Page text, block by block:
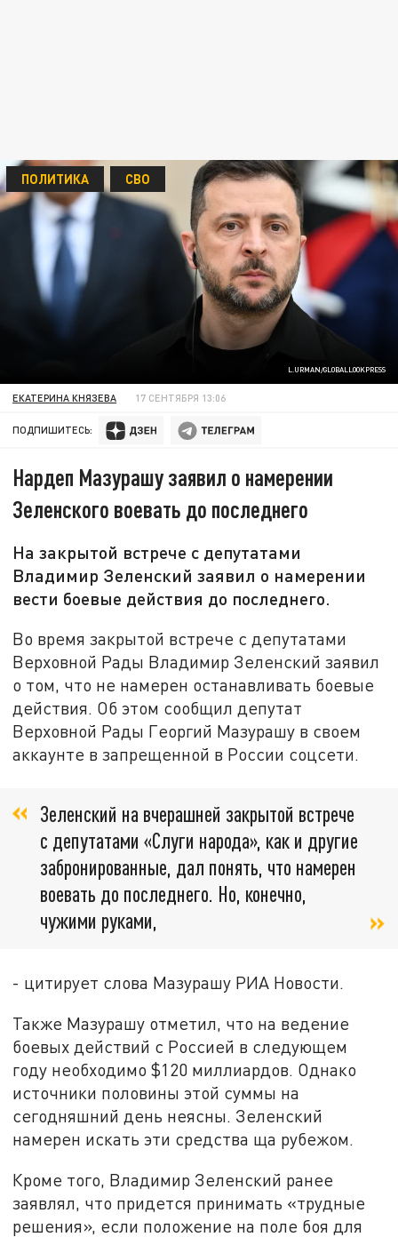
L.URMAN/GLOBALLOOKPRESS
ПОЛИТИКА СВО
ЕКАТЕРИНА КНЯЗЕВА 17 СЕНТЯБРЯ 13:06
ПОДПИШИТЕСЬ:
Нардеп Мазурашу заявил о намерении
Зеленского воевать до последнего
На закрытой встрече с депутатами
Владимир Зеленский заявил о намерении
вести боевые действия до последнего.
Во время закрытой встрече с депутатами
Верховной Рады Владимир Зеленский заявил
о том, что не намерен останавливать боевые
действия. Об этом сообщил депутат
Верховной Рады Георгий Мазурашу в своем
аккаунте в запрещенной в России соцсети.
Зеленский на вчерашней закрытой встрече
с депутатами «Слуги народа», как и другие
забронированные, дал понять, что намерен
воевать до последнего. Но, конечно,
чужими руками,
- цитирует слова Мазурашу РИА Новости.
Также Мазурашу отметил, что на ведение
боевых действий с Россией в следующем
году необходимо $120 миллиардов. Однако
источники половины этой суммы на
сегодняшний день неясны. Зеленский
намерен искать эти средства ща рубежом.
Кроме того, Владимир Зеленский ранее
заявлял, что придется принимать «трудные
решения», если положение на поле боя для